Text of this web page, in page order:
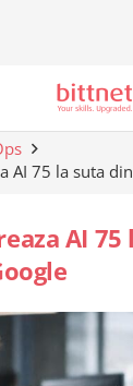
AI 75 la suta
AI